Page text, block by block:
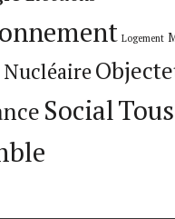
Logement
Nucléaire
SocialTous